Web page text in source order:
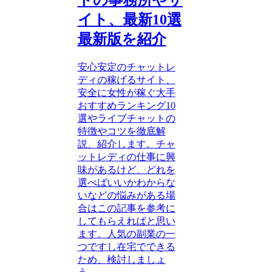
イト、最新10選
最新版を紹介
安心安定のチャットレ
ディの稼げるサイト、
安全に女性が稼ぐ大手
おすすめランキング10
選やライブチャットの
特徴やコツを徹底解
説、紹介します。チャ
ットレディの仕事に興
味があるけど、どれを
選べばいいかわからな
いなどの悩みがある場
合はこの記事を参考に
してもらえればと思い
ます。人気の副業の一
つですし在宅でできる
ため、検討しましょ